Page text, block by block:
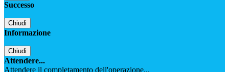
Successo
Chiudi
Informazione
Chiudi
Attendere...
Attendere il completamento dell'operazione...